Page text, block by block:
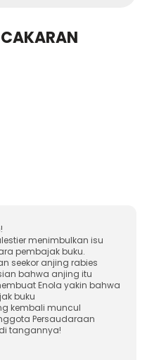
menimbulkan isu
pembajak buku.
seekor anjing rabies
bahwa anjing itu
Enola yakin bahwa
buku
kembali muncul
Persaudaraan
tangannya!